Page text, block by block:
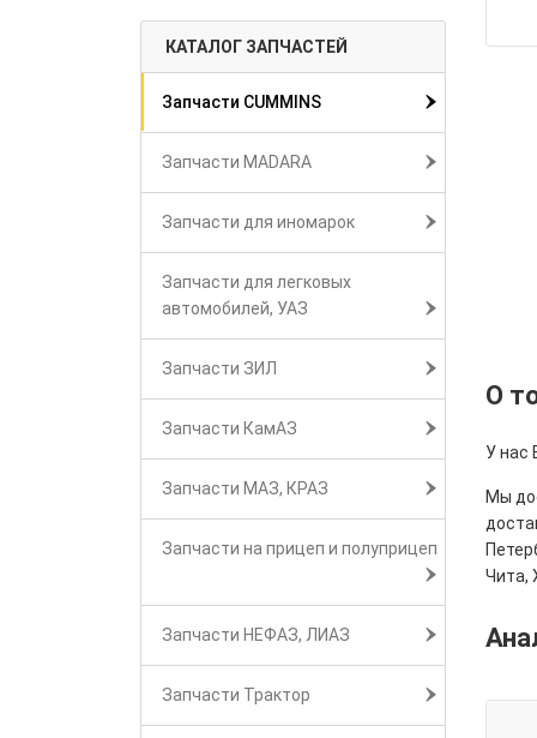
КАТАЛОГ ЗАПЧАСТЕЙ
Запчасти CUMMINS
Запчасти MADARA
Запчасти для иномарок
Запчасти для легковых
автомобилей, УАЗ
Запчасти ЗИЛ
Запчасти КамАЗ
Запчасти МАЗ, КРАЗ
Запчасти на прицеп и полуприцеп
Запчасти НЕФАЗ, ЛИАЗ
Запчасти Трактор
О
У нас
Мы
Чита,